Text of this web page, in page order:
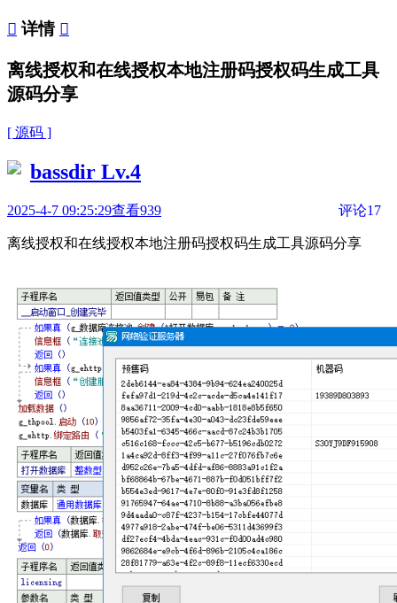
 详情 
离线授权和在线授权本地注册码授权码生成工具
源码分享
[ 源码 ]
bassdir Lv.4
2025-4-7 09:25:29查看939 评论17
离线授权和在线授权本地注册码授权码生成工具源码分享